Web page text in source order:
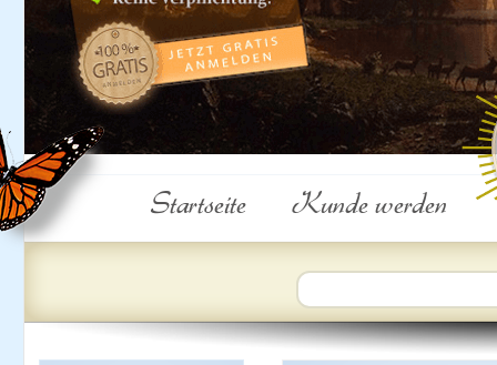
Startseite Kunde werden